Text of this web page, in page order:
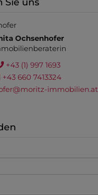
Ochsenhofer
+43 (1) 997 1693
+43 660 7413324
immobilien.at